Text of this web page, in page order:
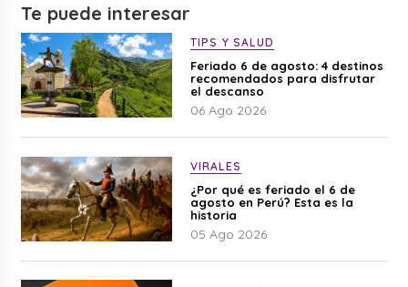
Te puede interesar
TIPS Y SALUD
Feriado 6 de agosto: 4 destinos
recomendados para disfrutar
el descanso
06 Ago 2026
VIRALES
¿Por qué es feriado el 6 de
agosto en Perú? Esta es la
historia
05 Ago 2026